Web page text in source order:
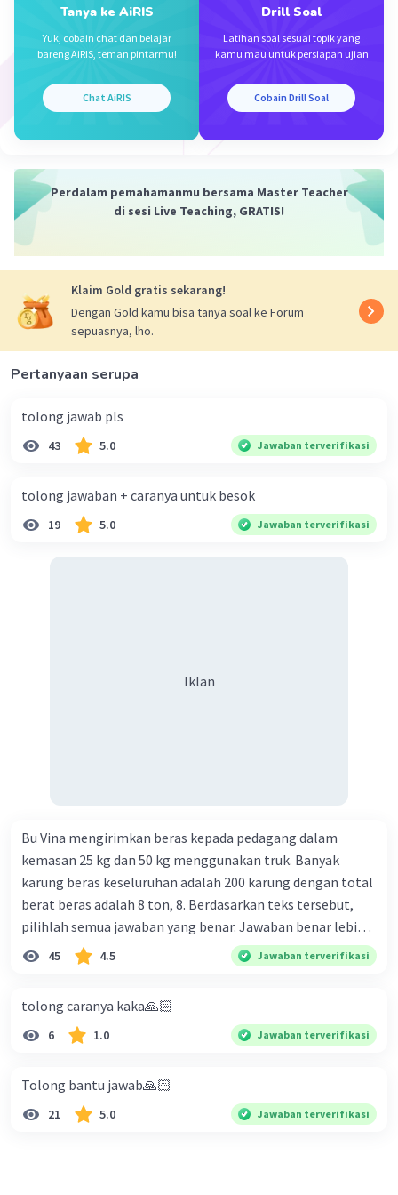
Beri Rating·5.0
Jawaban terverifikasi
Balas
30 Maret 2024 17:45
Jawaban terverifikasi
Jawaban : A. (i), (ii), (iii)
Tanya ke AiRIS
Yuk, cobain chat dan belajar
bareng AiRIS, teman pintarmu!
Chat AiRIS
Drill Soal
Latihan soal sesuai topik yang
kamu mau untuk persiapan ujian
Cobain Drill Soal
Perdalam pemahamanmu bersama Master Teacher
di sesi Live Teaching, GRATIS!
Klaim Gold gratis sekarang!
Dengan Gold kamu bisa tanya soal ke Forum
sepuasnya, lho.
Pertanyaan serupa
tolong jawab pls
43 5.0 Jawaban terverifikasi
tolong jawaban + caranya untuk besok
19 5.0 Jawaban terverifikasi
Iklan
Bu Vina mengirimkan beras kepada pedagang dalam
kemasan 25 kg dan 50 kg menggunakan truk. Banyak
karung beras keseluruhan adalah 200 karung dengan total
berat beras adalah 8 ton, 8. Berdasarkan teks tersebut,
pilihlah semua jawaban yang benar. Jawaban benar lebih
dari satu. Banyak karung beras kemasan 25 kg adalah 50
buah. Banyak karung beras kemasan 50 kg adalah 150
ton. Perbandingan berat beras kemasan 25 kg dan 50 kg
dalam truk adalah 1: 3. 9. Berdasarkan teks tersebut, jika
besar Rp14.000, berapakah biaya angkut semua beras yang
harus dibayar oleh Bu Vina? A. Rp2.540.000 C. Rp2.312.000 B.
Rp2.475.000 D. Rp2.280.000
45 4.5 Jawaban terverifikasi
tolong caranya kaka🙏🏻
6 1.0 Jawaban terverifikasi
Tolong bantu jawab🙏🏻
21 5.0 Jawaban terverifikasi